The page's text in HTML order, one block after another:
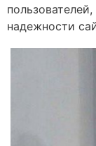
надежности